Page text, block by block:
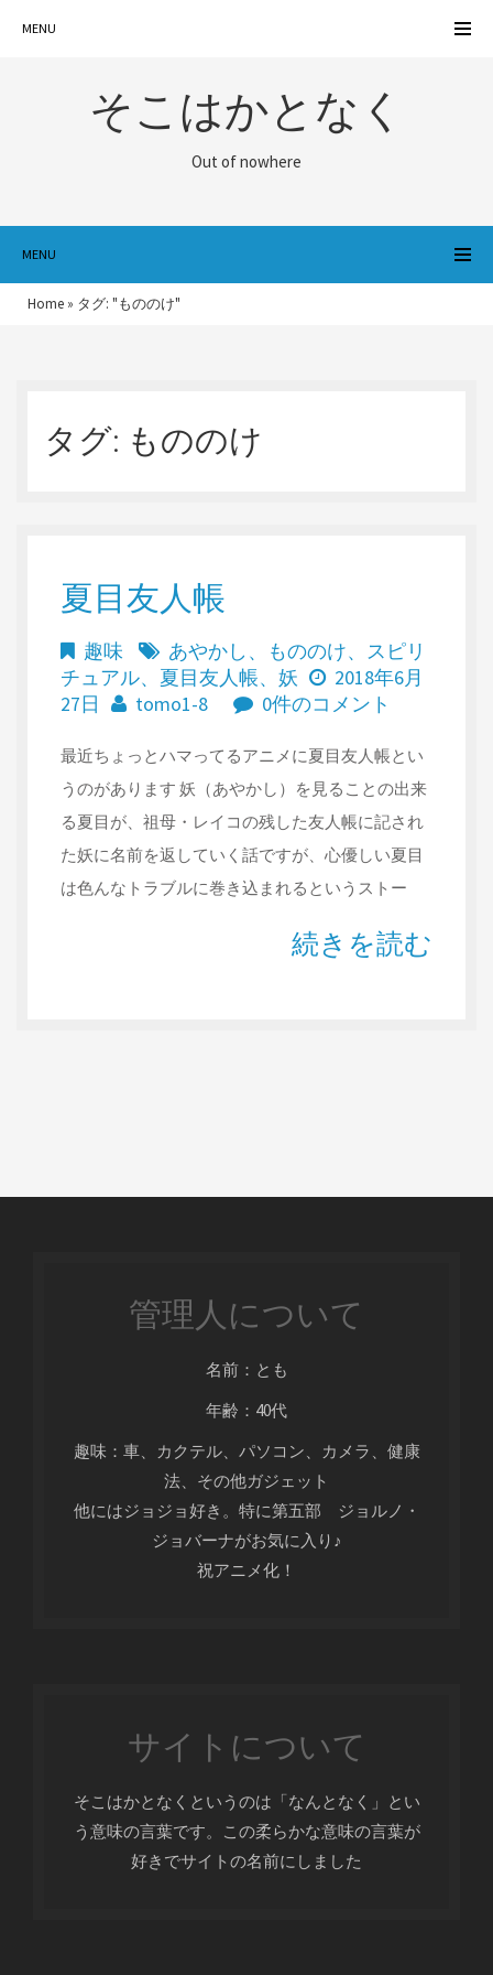
MENU
そこはかとなく
Out of nowhere
MENU
Home » タグ: "もののけ"
タグ: もののけ
夏目友人帳
趣味 あやかし 、 もののけ、 スピリ
チュアル、 夏目友人帳、 妖
2018年6月
27日
tomo1-8 0件のコメント
最近ちょっとハマってるアニメに夏目友人帳とい
うのがあります 妖（あやかし）を見ることの出来
る夏目が、祖母・レイコの残した友人帳に記され
た妖に名前を返していく話ですが、心優しい夏目
は色んなトラブルに巻き込まれるというストー
続きを読む
管理人について
名前：とも
年齢：40代
趣味：車、カクテル、パソコン、カメラ、健康
法、その他ガジェット
他にはジョジョ好き。特に第五部 ジョルノ・
ジョバーナがお気に入り♪
祝アニメ化！
サイトについて
そこはかとなくというのは「なんとなく」とい
う意味の言葉です。この柔らかな意味の言葉が
好きでサイトの名前にしました